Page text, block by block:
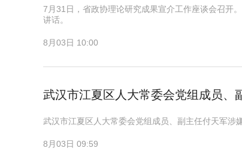
7月31日，省政协理论研究成果宣介工作座谈会召开
讲话。
8月03日 10:00
武汉市江夏区人大常委会党组成员、
武汉市江夏区人大常委会党组成员、副主任付天军涉
8月03日 09:59